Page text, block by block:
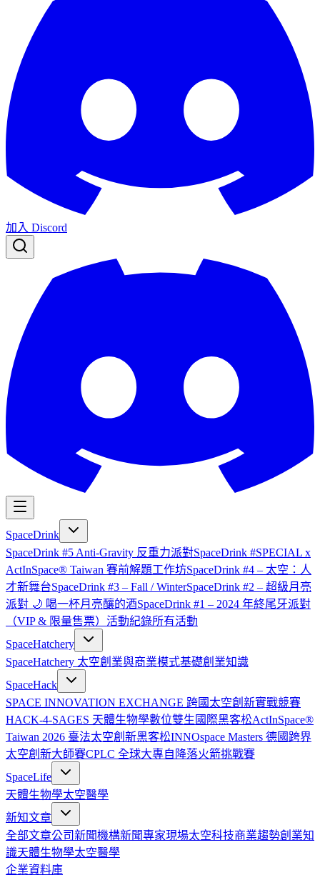
加入 Discord
SpaceDrink
SpaceDrink #5 Anti-Gravity 反重力派對SpaceDrink #SPECIAL x
ActInSpace® Taiwan 賽前解題工作坊SpaceDrink #4 – 太空：人
才新舞台SpaceDrink #3 – Fall / WinterSpaceDrink #2 – 超級月亮
派對 🌙 喝一杯月亮釀的酒SpaceDrink #1 – 2024 年終尾牙派對
（VIP & 限量售票） 活動紀錄所有活動
SpaceHatchery
SpaceHatchery 太空創業與商業模式基礎創業知識
SpaceHack
SPACE INNOVATION EXCHANGE 跨國太空創新實戰競賽
HACK-4-SAGES 天體生物學數位雙生國際黑客松ActInSpace®
Taiwan 2026 臺法太空創新黑客松INNOspace Masters 德國跨界
太空創新大師賽CPLC 全球大專自降落火箭挑戰賽
SpaceLife
天體生物學太空醫學
新知文章
全部文章公司新聞機構新聞專家現場太空科技商業趨勢創業知
識天體生物學太空醫學
企業資料庫